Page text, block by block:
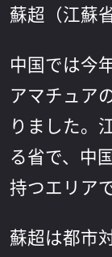
蘇超（江蘇
中国では今
アマチュア
りました。
る省で、中
持つエリアで
蘇超は都市